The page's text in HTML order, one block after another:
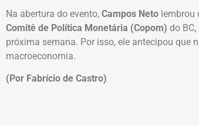
Na abertura do evento, Campos Neto lembrou
Comitê de Política Monetária (Copom) do
próxima semana. Por isso, ele antecipou que
macroeconomia.
(Por Fabrício de Castro)